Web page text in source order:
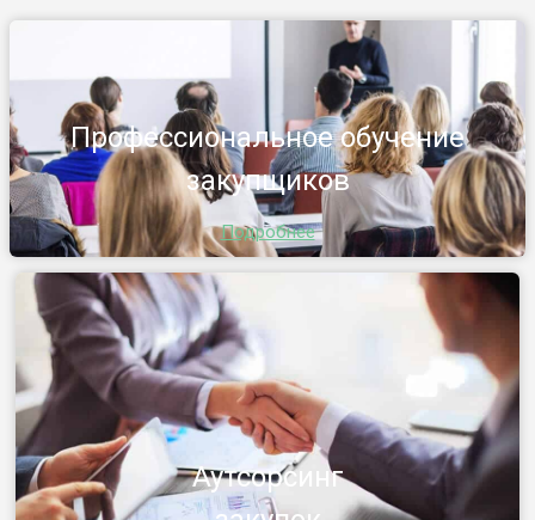
Профессиональное обучение
закупщиков
Подробнее
Аутсорсинг